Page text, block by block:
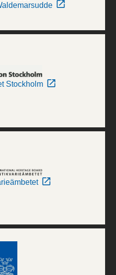
Stockholm